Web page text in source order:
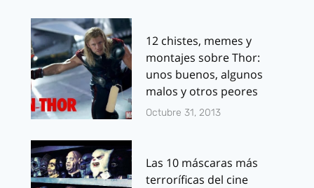
12 chistes, memes y
montajes sobre Thor:
unos buenos, algunos
malos y otros peores
Octubre 31, 2013
Las 10 máscaras más
terroríficas del cine